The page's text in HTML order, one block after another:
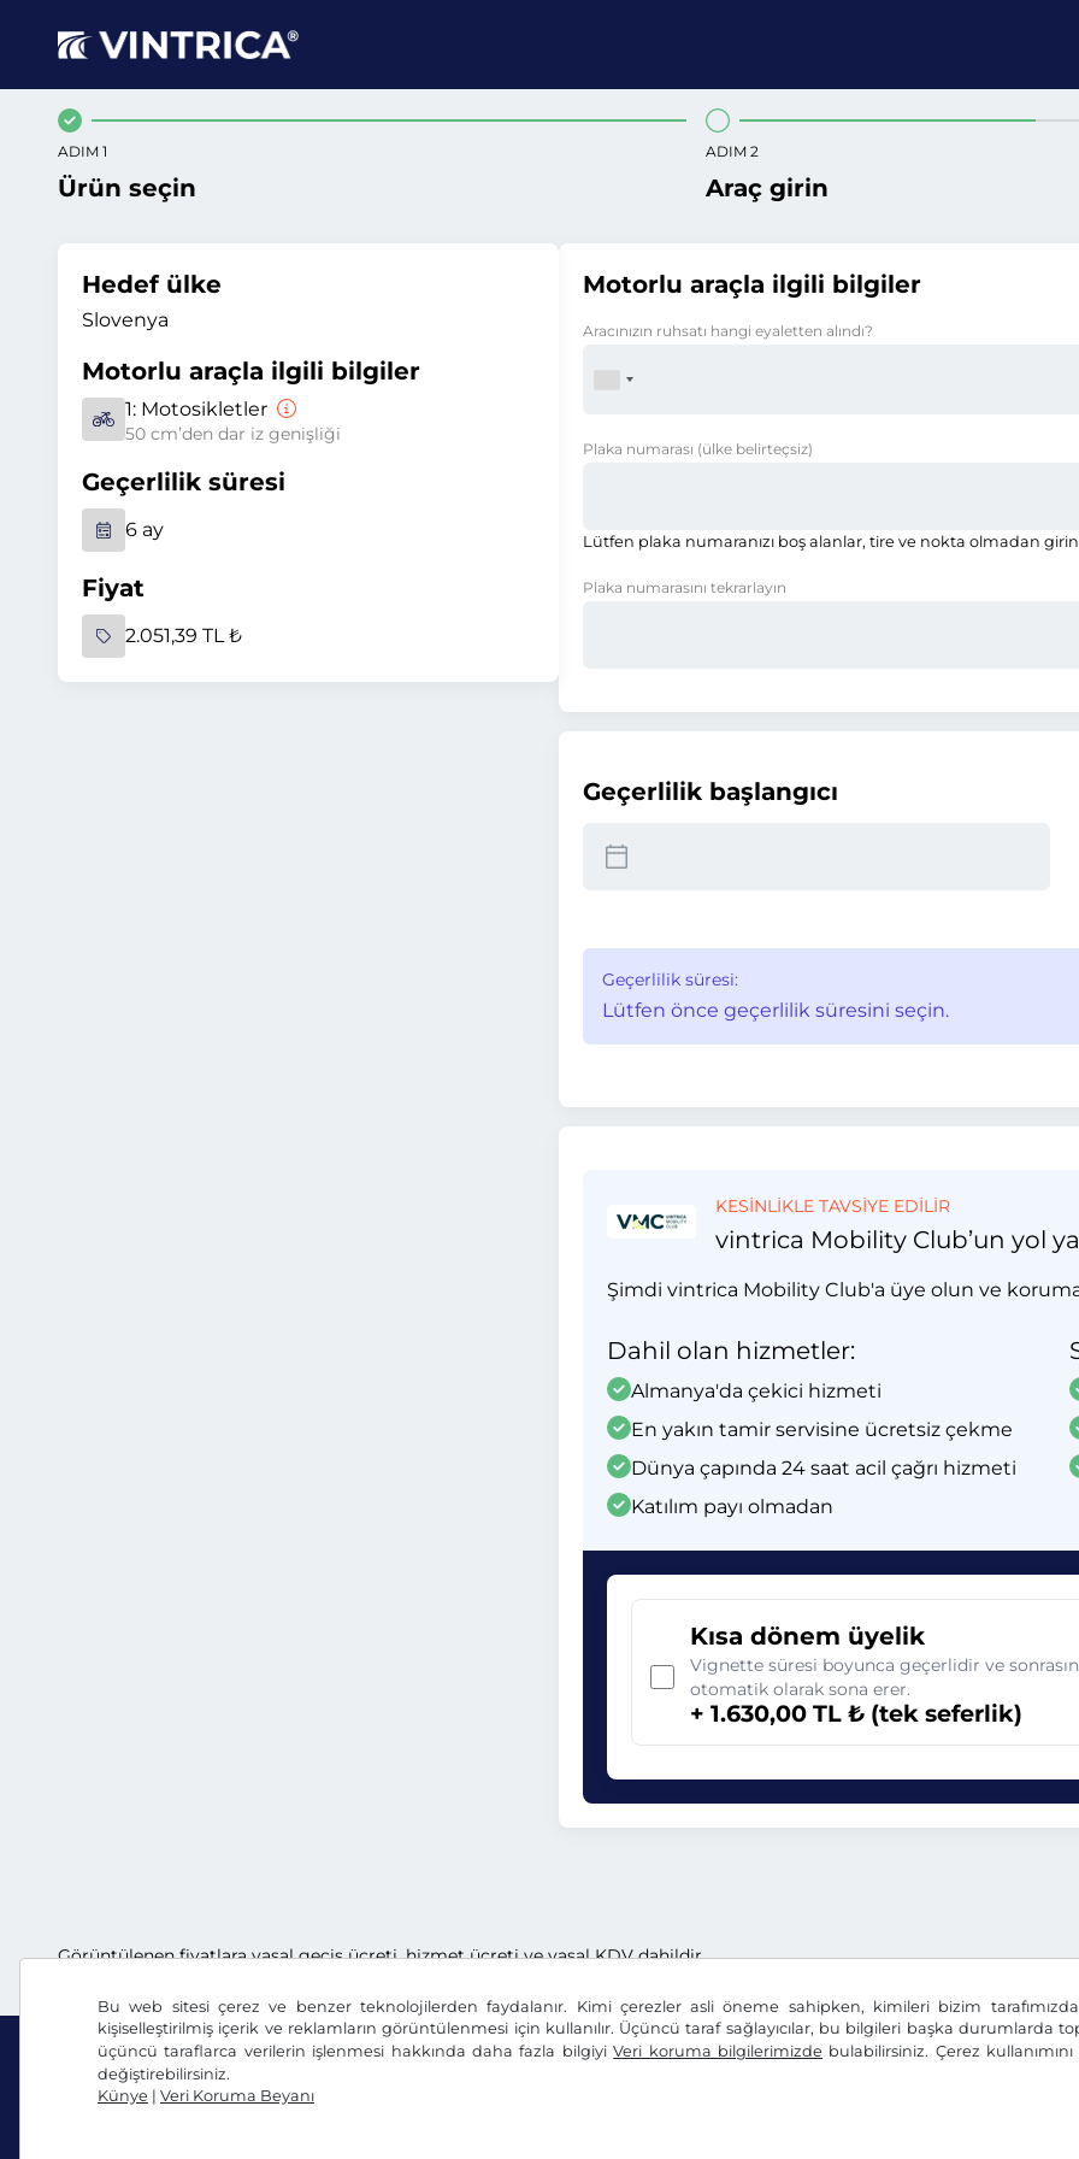
Bu web sitesi çerez ve benzer teknolojilerden faydalanır. Kimi çerezler asli öneme sahipken, kimileri bizim
kişiselleştirilmiş içerik ve reklamların görüntülenmesi için kullanılır. Üçüncü taraf sağlayıcılar, bu bilgileri başka durumlarda
üçüncü taraflarca verilerin işlenmesi hakkında daha fazla bilgiyiVeri koruma bilgilerimizde bulabilirsiniz. Çerez kullanımını
değiştirebilirsiniz.
Künye | Veri Koruma Beyanı
ADIM 1
Ürün seçin
ADIM 2
Araç girin
Hedef ülke
Slovenya
Motorlu araçla ilgili bilgiler
1: Motosikletler
50 cm’den dar iz genişliği
Geçerlilik süresi
6 ay
Fiyat
2.051,39 TL ₺
Motorlu araçla ilgili bilgiler
Aracınızın ruhsatı hangi eyaletten alındı?
Plaka numarası (ülke belirteçsiz)
Lütfen plaka numaranızı boş alanlar, tire ve nokta olmadan
Plaka numarasını tekrarlayın
Geçerlilik başlangıcı
Geçerlilik süresi:
Lütfen önce geçerlilik süresini seçin.
KESİNLİKLE TAVSİYE EDİLİR
vintrica Mobility Club’un yol
Şimdi vintrica Mobility Club'a üye olun ve
Dahil olan hizmetler:
Almanya'da çekici hizmeti
En yakın tamir servisine ücretsiz çekme
Dünya çapında 24 saat acil çağrı hizmeti
Katılım payı olmadan
Kısa dönem üyelik
Vignette süresi boyunca geçerlidir ve
otomatik olarak sona erer.
+ 1.630,00 TL ₺ (tek seferlik)
Görüntülenen fiyatlara yasal geçiş ücreti, hizmet ücreti ve yasal KDV dahildir.